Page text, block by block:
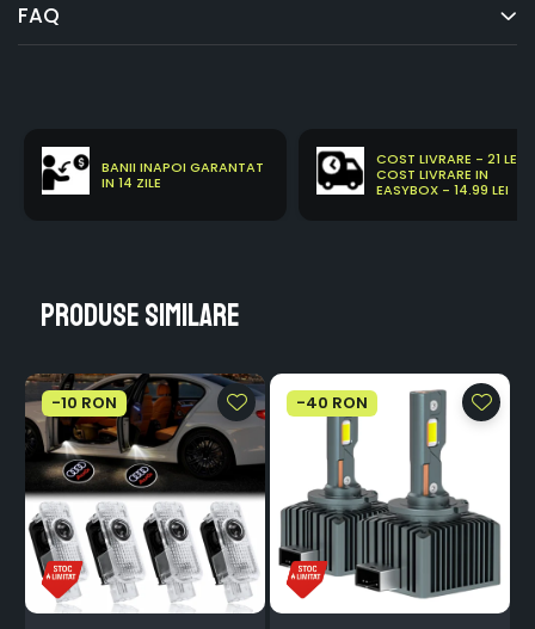
FAQ
BANII INAPOI GARANTAT
IN 14 ZILE
COST LIVRARE - 21 LEI
COST LIVRARE IN
EASYBOX - 14.99 LEI
Produse similare
-10 RON -40 RON